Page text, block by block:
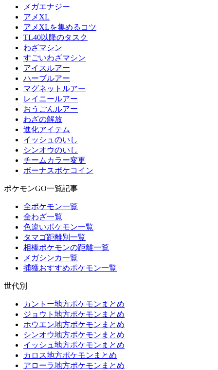
メガエナジー
アメXL
アメXLを集めるコツ
TL40以降のタスク
わざマシン
すごいわざマシン
アイスルアー
ハーブルアー
マグネットルアー
レイニールアー
おうごんルアー
わざの解放
進化アイテム
イッシュのいし
シンオウのいし
チームカラー変更
ボーナスポケコイン
ポケモンGO一覧記事
全ポケモン一覧
全わざ一覧
色違いポケモン一覧
タマゴ距離別一覧
相棒ポケモンの距離一覧
メガシンカ一覧
捕獲おすすめポケモン一覧
世代別
カントー地方ポケモンまとめ
ジョウト地方ポケモンまとめ
ホウエン地方ポケモンまとめ
シンオウ地方ポケモンまとめ
イッシュ地方ポケモンまとめ
カロス地方ポケモンまとめ
アローラ地方ポケモンまとめ